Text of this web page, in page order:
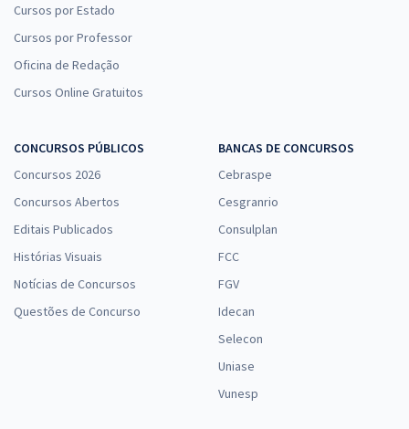
Cursos por Estado
Cursos por Professor
Oficina de Redação
Cursos Online Gratuitos
CONCURSOS PÚBLICOS
Concursos 2026
Concursos Abertos
Editais Publicados
Histórias Visuais
Notícias de Concursos
Questões de Concurso
BANCAS DE CONCURSOS
Cebraspe
Cesgranrio
Consulplan
FCC
FGV
Idecan
Selecon
Uniase
Vunesp